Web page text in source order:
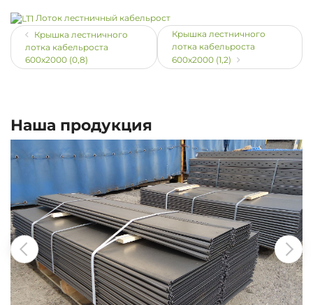
Лоток лестничный кабельрост
Крышка лестничного
лотка кабельроста
600х2000 (0,8)
Крышка лестничного
лотка кабельроста
600х2000 (1,2)
Наша продукция